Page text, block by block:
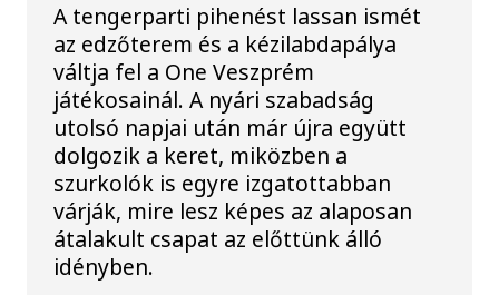
A tengerparti pihenést lassan ismét
az edzőterem és a kézilabdapálya
váltja fel a One Veszprém
játékosainál. A nyári szabadság
utolsó napjai után már újra együtt
dolgozik a keret, miközben a
szurkolók is egyre izgatottabban
várják, mire lesz képes az alaposan
átalakult csapat az előttünk álló
idényben.